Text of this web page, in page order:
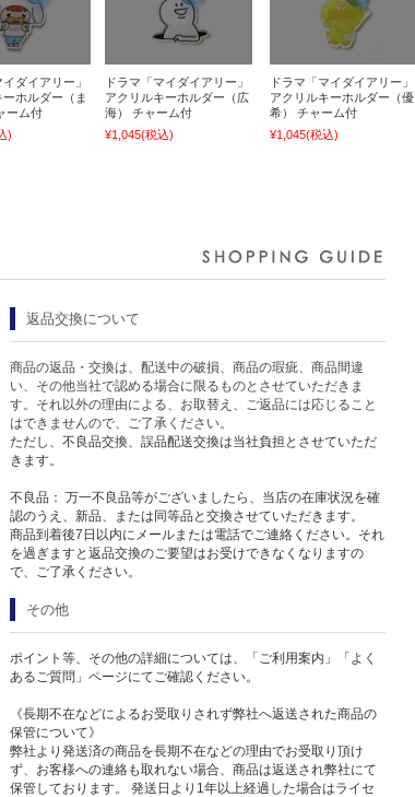
イダイアリー」
ーホルダー（ま
ーム付
)
ドラマ「マイダイアリー」
アクリルキーホルダー（広
海） チャーム付
¥1,045(税込)
ドラマ「マイダイアリー」
アクリルキーホルダー（優
希） チャーム付
¥1,045(税込)
返品交換について
商品の返品・交換は、配送中の破損、商品の瑕疵、商品間違
い、その他当社で認める場合に限るものとさせていただきま
す。それ以外の理由による、お取替え、ご返品には応じること
はできませんので、ご了承ください。
ただし、不良品交換、誤品配送交換は当社負担とさせていただ
きます。
不良品： 万一不良品等がございましたら、当店の在庫状況を確
認のうえ、新品、または同等品と交換させていただきます。
商品到着後7日以内にメールまたは電話でご連絡ください。それ
を過ぎますと返品交換のご要望はお受けできなくなりますの
で、ご了承ください。
その他
ポイント等、その他の詳細については、「ご利用案内」「よく
あるご質問」ページにてご確認ください。
《長期不在などによるお受取りされず弊社へ返送された商品の
保管について》
弊社より発送済の商品を長期不在などの理由でお受取り頂け
ず、お客様への連絡も取れない場合、商品は返送され弊社にて
保管しております。 発送日より1年以上経過した場合はライセ